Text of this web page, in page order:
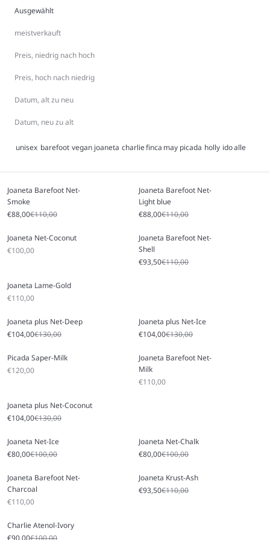
Ausgewählt
meistverkauft
Preis, niedrig nach hoch
Preis, hoch nach niedrig
Datum, alt zu neu
Datum, neu zu alt
unisex barefoot vegan joaneta charliefinca may picada holly idoalle
Joaneta Barefoot Net-
Smoke
Angebot
€88,00Regulärer Preis
€110,00
Joaneta Barefoot Net-
Light blue
Angebot
€88,00Regulärer Preis
€110,00
Joaneta Net-Coconut
Angebot
€100,00
Joaneta Barefoot Net-
Shell
Angebot
€93,50Regulärer Preis
€110,00
Joaneta Lame-Gold
Angebot
€110,00
Joaneta plus Net-Deep
Angebot
€104,00Regulärer Preis
€130,00
Joaneta plus Net-Ice
Angebot
€104,00Regulärer Preis
€130,00
Picada Saper-Milk
Angebot
€120,00
Joaneta Barefoot Net-
Milk
Angebot
€110,00
Joaneta plus Net-Coconut
Angebot
€104,00Regulärer Preis
€130,00
Joaneta Net-Ice
Angebot
€80,00Regulärer Preis
€100,00
Joaneta Net-Chalk
Angebot
€80,00Regulärer Preis
€100,00
Joaneta Barefoot Net-
Charcoal
Angebot
€110,00
Joaneta Krust-Ash
Angebot
€93,50Regulärer Preis
€110,00
Charlie Atenol-Ivory
Angebot
€90,00Regulärer Preis
€100,00